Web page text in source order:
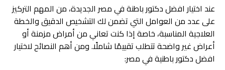
عند اختيار افضل دكتور باطنة في مصر الجديدة، من المهم التركيز
على عدد من العوامل التي تضمن لك التشخيص الدقيق والخطة
العلاجية المناسبة، خاصة إذا كنت تعاني من أمراض مزمنة أو
أعراض غير واضحة تتطلب تقييمًا شاملًا. ومن أهم النصائح لاختيار
افضل دكتور باطنية في مصر: